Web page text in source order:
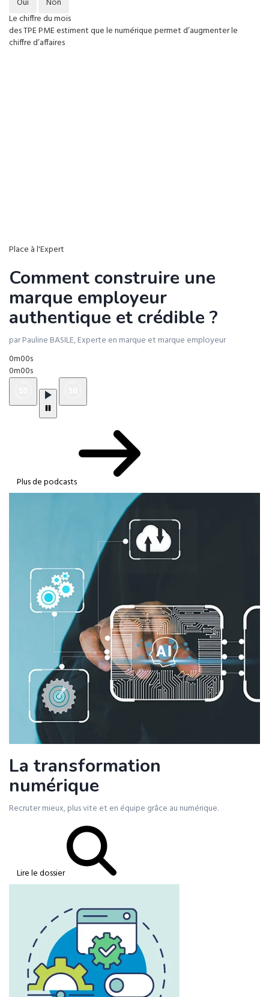
Le chiffre du mois
des TPE PME estiment que le numérique permet d’augmenter le
chiffre d’affaires
Place à l'Expert
Comment construire une
marque employeur
authentique et crédible ?
par Pauline BASILE, Experte en marque et marque employeur
0m00s
0m00s
Plus de podcasts
La transformation
numérique
Recruter mieux, plus vite et en équipe grâce au numérique.
Lire le dossier